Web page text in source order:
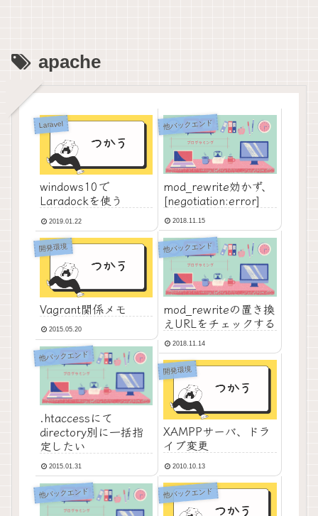
apache
Laravel
windows10で
Laradockを使う
2019.01.22
他バックエンド
mod_rewrite効かず、
[negotiation:error]
2018.11.15
他バックエンド
mod_rewriteの置き換
えURLをチェックする
2018.11.14
開発環境
Vagrant関係メモ
2015.05.20
他バックエンド
.htaccessにて
directory別に一括指
定したい
2015.01.31
開発環境
XAMPPサーバ、ドラ
イブ変更
2010.10.13
他バックエンド
他バックエンド